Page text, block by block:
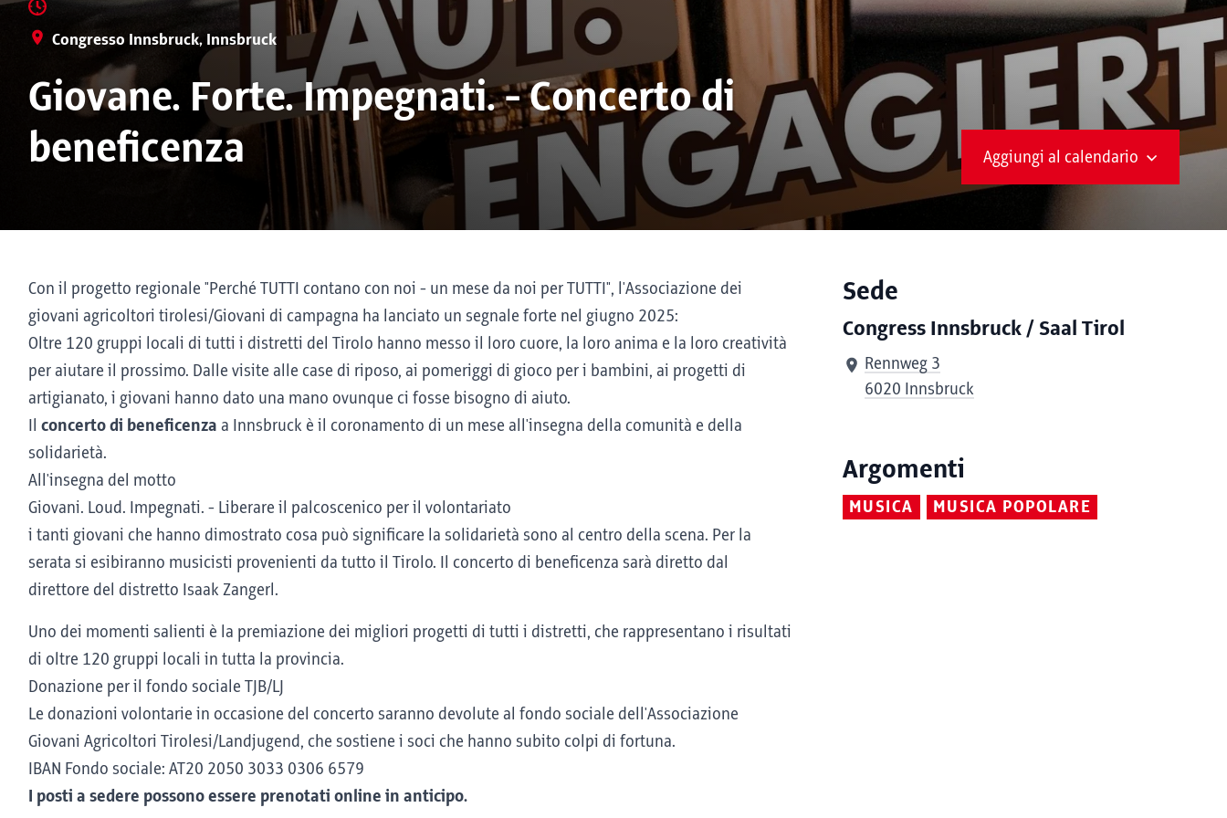
Congresso Innsbruck, Innsbruck
Giovane. Forte. Impegnati. - Concerto di
beneficenza
Aggiungi al calendario
Con il progetto regionale "Perché TUTTI contano con noi - un mese da noi per TUTTI", l'Associazione dei
giovani agricoltori tirolesi/Giovani di campagna ha lanciato un segnale forte nel giugno 2025:
Oltre 120 gruppi locali di tutti i distretti del Tirolo hanno messo il loro cuore, la loro anima e la loro creatività
per aiutare il prossimo. Dalle visite alle case di riposo, ai pomeriggi di gioco per i bambini, ai progetti di
artigianato, i giovani hanno dato una mano ovunque ci fosse bisogno di aiuto.
Il concerto di beneficenza a Innsbruck è il coronamento di un mese all'insegna della comunità e della
solidarietà.
All'insegna del motto
Giovani. Loud. Impegnati. - Liberare il palcoscenico per il volontariato
i tanti giovani che hanno dimostrato cosa può significare la solidarietà sono al centro della scena. Per la
serata si esibiranno musicisti provenienti da tutto il Tirolo. Il concerto di beneficenza sarà diretto dal
direttore del distretto Isaak Zangerl.
Uno dei momenti salienti è la premiazione dei migliori progetti di tutti i distretti, che rappresentano i risultati
di oltre 120 gruppi locali in tutta la provincia.
Donazione per il fondo sociale TJB/LJ
Le donazioni volontarie in occasione del concerto saranno devolute al fondo sociale dell'Associazione
Giovani Agricoltori Tirolesi/Landjugend, che sostiene i soci che hanno subito colpi di fortuna.
IBAN Fondo sociale: AT20 2050 3033 0306 6579
I posti a sedere possono essere prenotati online in anticipo.
Sede
Congress Innsbruck / Saal Tirol
Rennweg 3
6020 Innsbruck
Argomenti
MUSICA MUSICA POPOLARE